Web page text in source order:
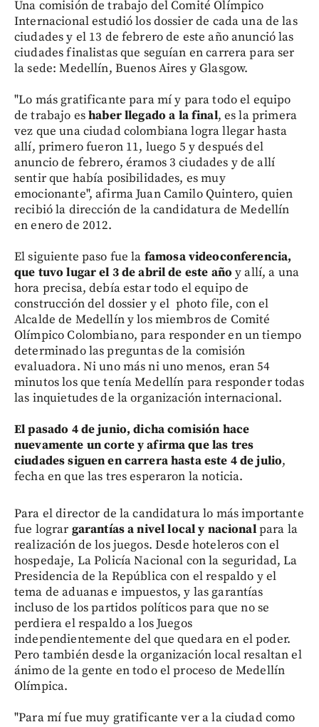
Una comisión de trabajo del Comité Olímpico
Internacional estudió los dossier de cada una de las
ciudades y el 13 de febrero de este año anunció las
ciudades finalistas que seguían en carrera para ser
la sede: Medellín, Buenos Aires y Glasgow.
"Lo más gratificante para mí y para todo el equipo
de trabajo eshaber llegado a la final, es la primera
vez que una ciudad colombiana logra llegar hasta
allí, primero fueron 11, luego 5 y después del
anuncio de febrero, éramos 3 ciudades y de allí
sentir que había posibilidades, es muy
emocionante", afirma Juan Camilo Quintero, quien
recibió la dirección de la candidatura de Medellín
en enero de 2012.
El siguiente paso fue la famosa videoconferencia,
que tuvo lugar el 3 de abril de este año y allí, a una
hora precisa, debía estar todo el equipo de
construcción del dossier y el photo file, con el
Alcalde de Medellín y los miembros de Comité
Olímpico Colombiano, para responder en un tiempo
determinado las preguntas de la comisión
evaluadora. Ni uno más ni uno menos, eran 54
minutos los que tenía Medellín para responder todas
las inquietudes de la organización internacional.
El pasado 4 de junio, dicha comisión hace
nuevamente un corte y afirma que las tres
ciudades siguen en carrera hasta este 4 de julio,
fecha en que las tres esperaron la noticia.
Para el director de la candidatura lo más importante
fue lograr garantías a nivel local y nacionalpara la
realización de los juegos. Desde hoteleros con el
hospedaje, La Policía Nacional con la seguridad, La
Presidencia de la República con el respaldo y el
tema de aduanas e impuestos, y las garantías
incluso de los partidos políticos para que no se
perdiera el respaldo a los Juegos
independientemente del que quedara en el poder.
Pero también desde la organización local resaltan el
ánimo de la gente en todo el proceso de Medellín
Olímpica.
"Para mí fue muy gratificante ver a la ciudad como